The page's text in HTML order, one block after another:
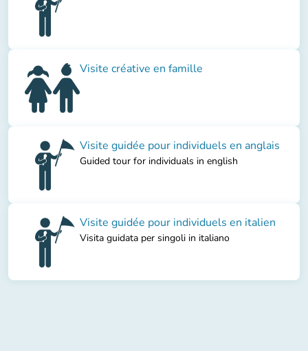
Visite créative en famille
Visite guidée pour individuels en anglais
Guided tour for individuals in english
Visite guidée pour individuels en italien
Visita guidata per singoli in italiano